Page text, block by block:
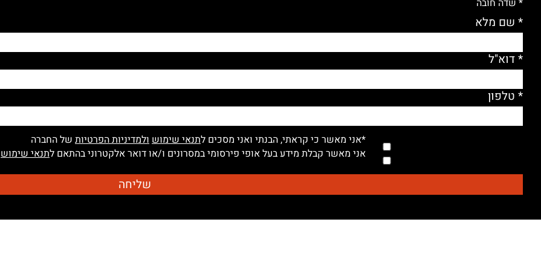
* שדה חובה
* שם מלא
* דוא"ל
* טלפון
*אני מאשר כי קראתי, הבנתי ואני מסכים לתנאי שימושולמדיניות הפרטיות של החברה
אני מאשר קבלת מידע בעל אופי פירסומי במסרונים ו/או דואר אלקטרוני בהתאם לתנאי שימוש